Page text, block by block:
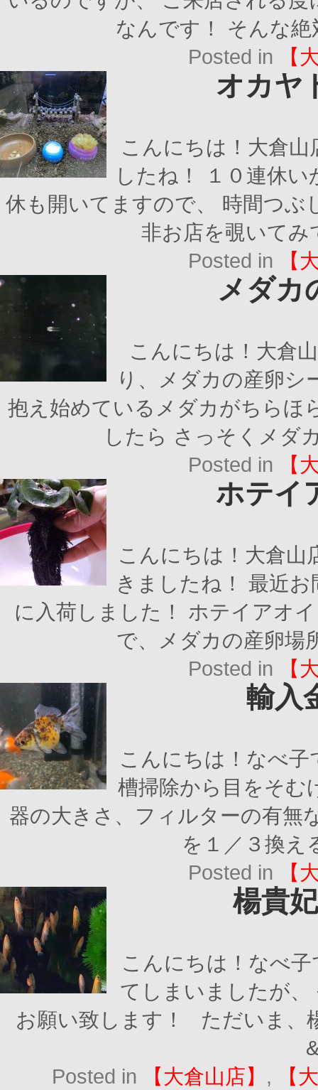
なんです！ そんな
Posted in
【
オカヤ
こんにちは！大倉
したね！ １０連休
休も開いてますので、 時間つぶ
非お店を覗いて
Posted in
【
メダカ
こんにちは！大倉
り、メダカの産卵シ
抱え始めているメダカがちらほ
したら さっそくメダ
Posted in
【
ホテイ
こんにちは！大倉山
きましたね！ 最近
に入荷しました！ ホテイアオ
で、メダカの産卵
Posted in
【
輸入
こんにちは！なべ
槽掃除から目をそむ
器の大きさ、フィルターの有無
を１／３換
Posted in
【
楊貴
こんにちは！なべ
てしまいましたが
お願い致します！ ただいま、
Posted in
【大倉山店】 , 【